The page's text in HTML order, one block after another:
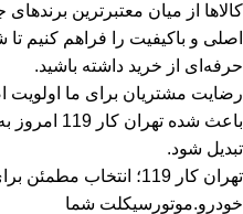
کالاها از میان معتبرترین
اصلی و باکیفیت را فراهم کنیم
حرفه‌ای از خرید داشته باشید.
رضایت مشتریان برای ما
باعث شده
تبدیل شود.
تهران کار 119؛ انتخاب
خودرو.موتورسیکلت شما